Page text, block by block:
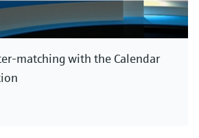
matching with the Calendar